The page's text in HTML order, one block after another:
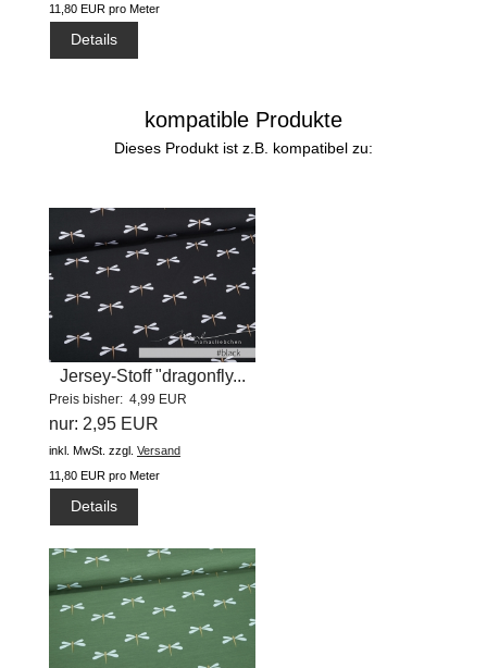
11,80 EUR pro Meter
Details
kompatible Produkte
Dieses Produkt ist z.B. kompatibel zu:
Jersey-Stoff "dragonfly...
Preis bisher: 4,99 EUR
nur: 2,95 EUR
inkl. MwSt. zzgl. Versand
11,80 EUR pro Meter
Details